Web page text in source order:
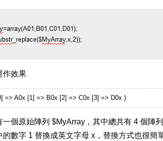
作效果
=> A0x [1] => B0x [2] => C0x [3] => D0x )
一個原始陣列 $MyArray，其中總共有 4 個陣
的數字 1 替換成英文字母 x，替換方式也很